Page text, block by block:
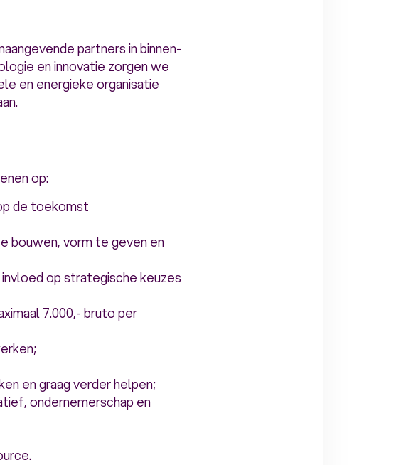
partners in binnen-
en innovatie zorgen we
en energieke organisatie
op:
de toekomst
bouwen, vorm te geven en
op strategische keuzes
7.000,- bruto per
en graag verder helpen;
ondernemerschap en